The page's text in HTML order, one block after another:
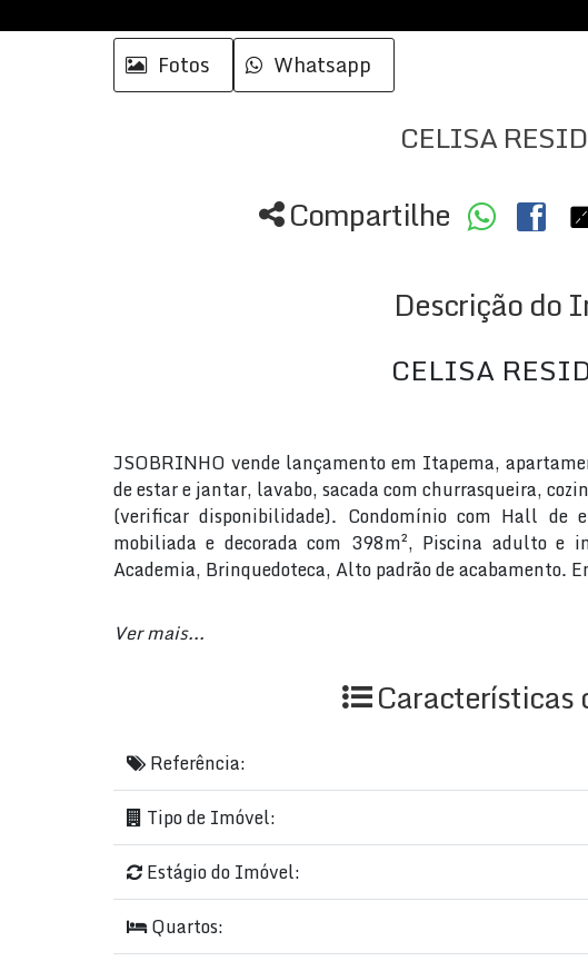
Fotos Whatsapp
CELISA
Compartilhe
Descrição do
CELISA
JSOBRINHO vende lançamento em Itapema,
de estar e jantar, lavabo, sacada com churrasqueira,
(verificar disponibilidade). Condomínio com Hall de
mobiliada e decorada com 398m², Piscina adulto e
Academia, Brinquedoteca, Alto padrão de acabamento.
20% ENTRADA
10% INÍCIO DA OBRA
40 PARCELAS
03 REFORÇOS ANUAIS
Ver mais...
Características
Referência:
Tipo de Imóvel:
Estágio do Imóvel:
Quartos: